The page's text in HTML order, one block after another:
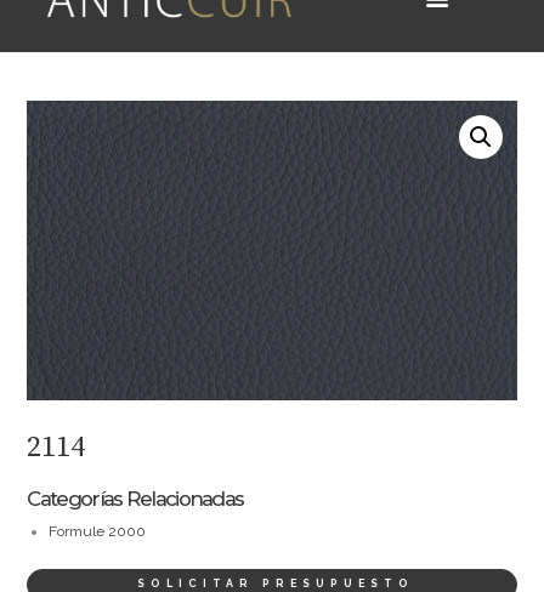
2114
Categorías Relacionadas
Formule 2000
SOLICITAR PRESUPUESTO